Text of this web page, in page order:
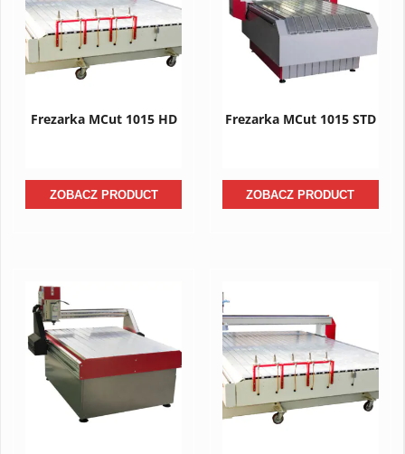
Frezarka MCut 1015 HD
ZOBACZ PRODUCT
Frezarka MCut 1015 STD
ZOBACZ PRODUCT